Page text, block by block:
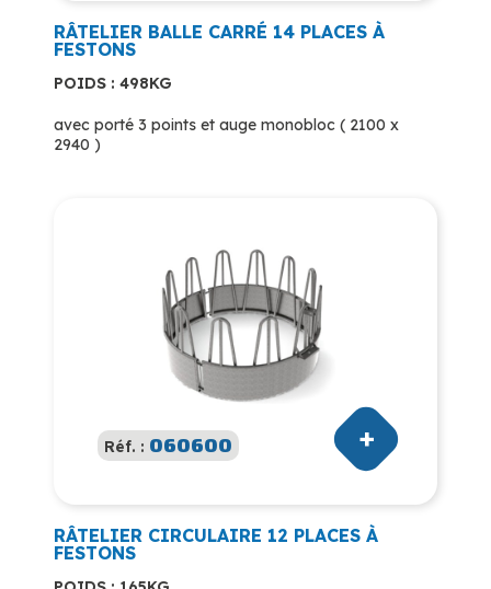
RÂTELIER BALLE CARRÉ 14 PLACES À
FESTONS
POIDS : 498KG
avec porté 3 points et auge monobloc ( 2100 x
2940 )
Réf. : 060600
RÂTELIER CIRCULAIRE 12 PLACES À
FESTONS